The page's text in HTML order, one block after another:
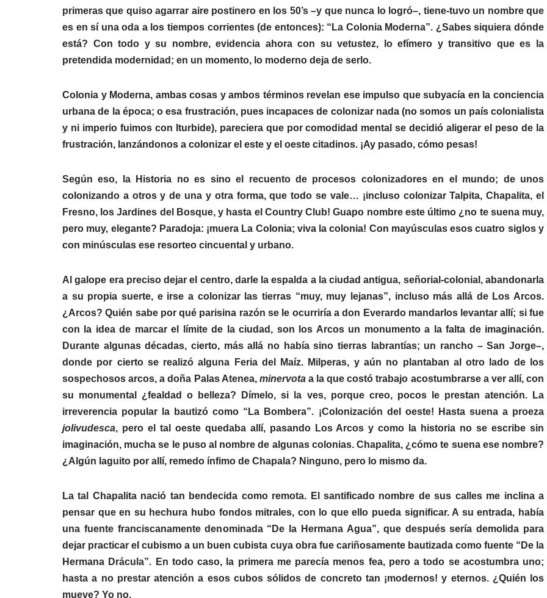
primeras que quiso agarrar aire postinero en los 50’s –y que nunca lo logró–, tiene-tuvo un nombre que
es en sí una oda a los tiempos corrientes (de entonces): “La Colonia Moderna”. ¿Sabes siquiera dónde
está? Con todo y su nombre, evidencia ahora con su vetustez, lo efímero y transitivo que es la
pretendida modernidad; en un momento, lo moderno deja de serlo.
Colonia y Moderna, ambas cosas y ambos términos revelan ese impulso que subyacía en la conciencia
urbana de la época; o esa frustración, pues incapaces de colonizar nada (no somos un país colonialista
y ni imperio fuimos con Iturbide), pareciera que por comodidad mental se decidió aligerar el peso de la
frustración, lanzándonos a colonizar el este y el oeste citadinos. ¡Ay pasado, cómo pesas!
Según eso, la Historia no es sino el recuento de procesos colonizadores en el mundo; de unos
colonizando a otros y de una y otra forma, que todo se vale… ¡incluso colonizar Talpita, Chapalita, el
Fresno, los Jardines del Bosque, y hasta el Country Club! Guapo nombre este último ¿no te suena muy,
pero muy, elegante? Paradoja: ¡muera La Colonia; viva la colonia! Con mayúsculas esos cuatro siglos y
con minúsculas ese resorteo cincuental y urbano.
Al galope era preciso dejar el centro, darle la espalda a la ciudad antigua, señorial-colonial, abandonarla
a su propia suerte, e irse a colonizar las tierras “muy, muy lejanas”, incluso más allá de Los Arcos.
¿Arcos? Quién sabe por qué parisina razón se le ocurriría a don Everardo mandarlos levantar allí; si fue
con la idea de marcar el límite de la ciudad, son los Arcos un monumento a la falta de imaginación.
Durante algunas décadas, cierto, más allá no había sino tierras labrantías; un rancho – San Jorge–,
donde por cierto se realizó alguna Feria del Maíz. Milperas, y aún no plantaban al otro lado de los
sospechosos arcos, a doña Palas Atenea, minervotaa la que costó trabajo acostumbrarse a ver allí, con
su monumental ¿fealdad o belleza? Dímelo, si la ves, porque creo, pocos le prestan atención. La
irreverencia popular la bautizó como “La Bombera”. ¡Colonización del oeste! Hasta suena a proeza
jolivudesca, pero el tal oeste quedaba allí, pasando Los Arcos y como la historia no se escribe sin
imaginación, mucha se le puso al nombre de algunas colonias. Chapalita, ¿cómo te suena ese nombre?
¿Algún laguito por allí, remedo ínfimo de Chapala? Ninguno, pero lo mismo da.
La tal Chapalita nació tan bendecida como remota. El santificado nombre de sus calles me inclina a
pensar que en su hechura hubo fondos mitrales, con lo que ello pueda significar. A su entrada, había
una fuente franciscanamente denominada “De la Hermana Agua”, que después sería demolida para
dejar practicar el cubismo a un buen cubista cuya obra fue cariñosamente bautizada como fuente “De la
Hermana Drácula”. En todo caso, la primera me parecía menos fea, pero a todo se acostumbra uno;
hasta a no prestar atención a esos cubos sólidos de concreto tan ¡modernos! y eternos. ¿Quién los
mueve? Yo no.